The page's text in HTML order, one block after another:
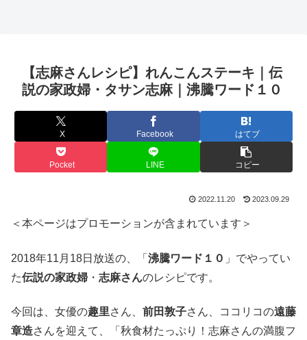
【志麻さんレシピ】れんこんステーキ｜伝
説の家政婦・タサン志麻｜沸騰ワード１０
X Facebook はてブ
Pocket LINE コピー
2022.11.20 2023.09.29
＜本ページはプロモーションが含まれています＞
2018年11月18日放送の、「 沸騰ワード１０ 」でやってい
た伝説の家政婦 ・ 志麻さんのレシピです。
今回は、女優の趣里さん、 前田敦子さん、ココリコの遠藤
章造さんを迎えて、「秋食材たっぷり！志麻さんの満腹フ